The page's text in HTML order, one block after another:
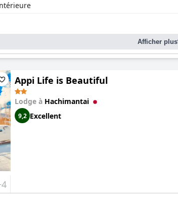
Afficher plus
Appi Life is Beautiful
Lodge à Hachimantai
9,2 Excellent